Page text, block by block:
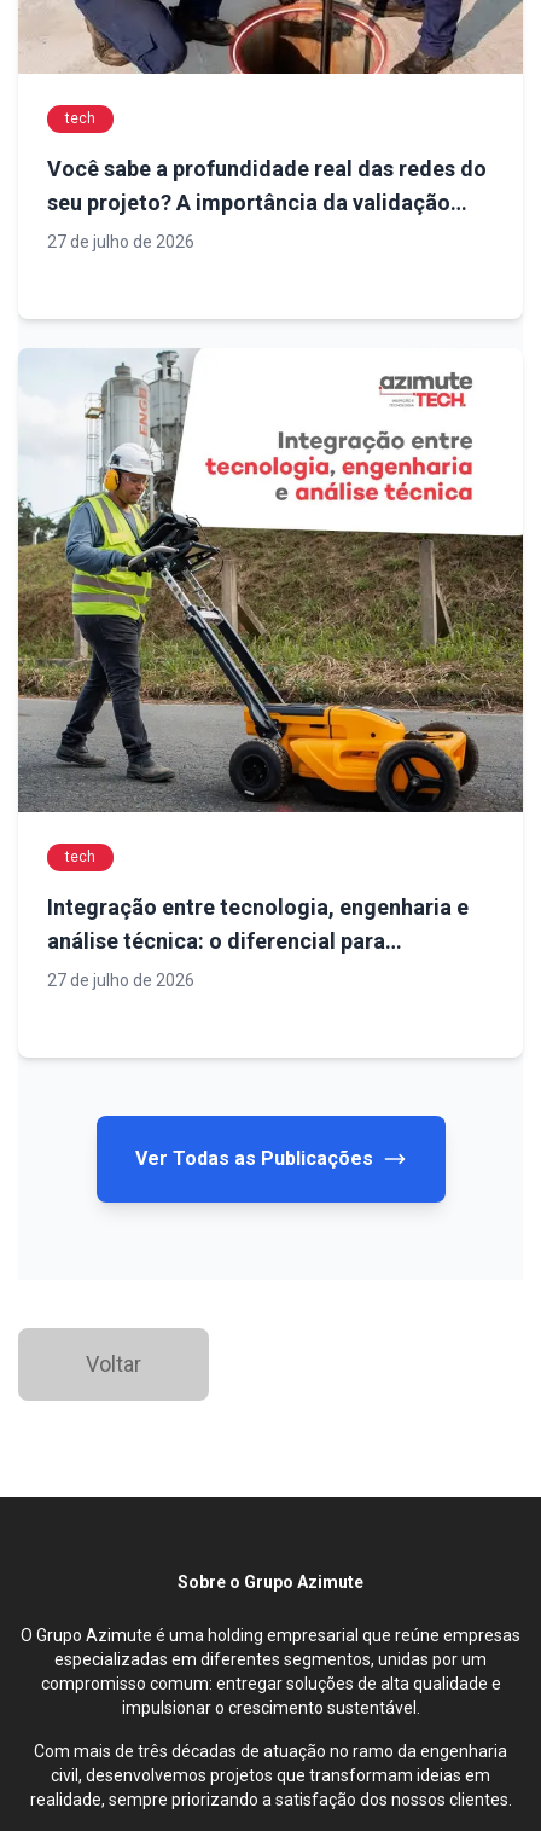
tech
Você sabe a profundidade real das redes do
seu projeto? A importância da validação
antes da execução
27 de julho de 2026
tech
Integração entre tecnologia, engenharia e
análise técnica: o diferencial para
diagnósticos confiáveis em obras de
27 de julho de 2026
Ver Todas as Publicações
Voltar
Sobre o Grupo Azimute
O Grupo Azimute é uma holding empresarial que reúne empresas
especializadas em diferentes segmentos, unidas por um
compromisso comum: entregar soluções de alta qualidade e
impulsionar o crescimento sustentável.
Com mais de três décadas de atuação no ramo da engenharia
civil, desenvolvemos projetos que transformam ideias em
realidade, sempre priorizando a satisfação dos nossos clientes.